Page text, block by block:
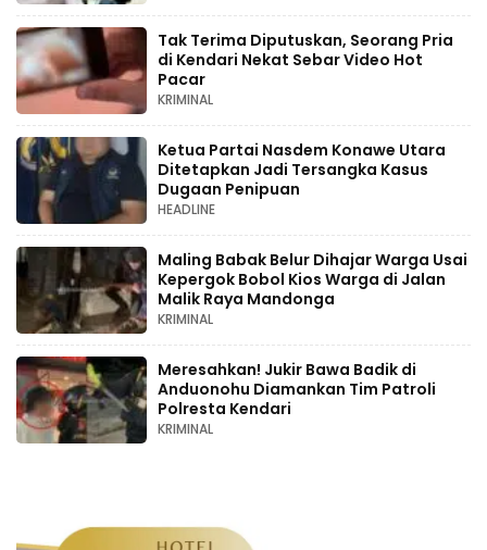
Tak Terima Diputuskan, Seorang Pria
di Kendari Nekat Sebar Video Hot
Pacar
KRIMINAL
Ketua Partai Nasdem Konawe Utara
Ditetapkan Jadi Tersangka Kasus
Dugaan Penipuan
HEADLINE
Maling Babak Belur Dihajar Warga Usai
Kepergok Bobol Kios Warga di Jalan
Malik Raya Mandonga
KRIMINAL
Meresahkan! Jukir Bawa Badik di
Anduonohu Diamankan Tim Patroli
Polresta Kendari
KRIMINAL